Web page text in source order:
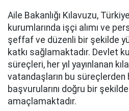
Aile Bakanlığı Kılavuzu,
kurumlarında işçi alımı ve
şeffaf ve düzenli bir şekilde
katkı sağlamaktadır. Devlet
süreçleri, her yıl yayınlanan
vatandaşların bu süreçlerden
başvurularını doğru bir
amaçlamaktadır.